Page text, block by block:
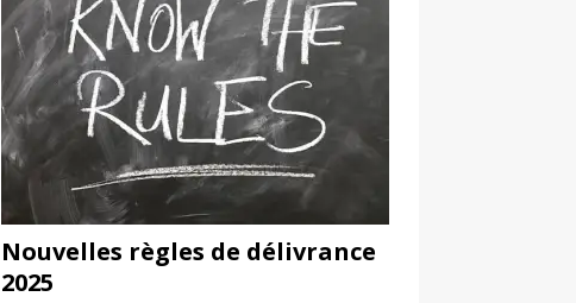
Nouvelles règles de délivrance
2025